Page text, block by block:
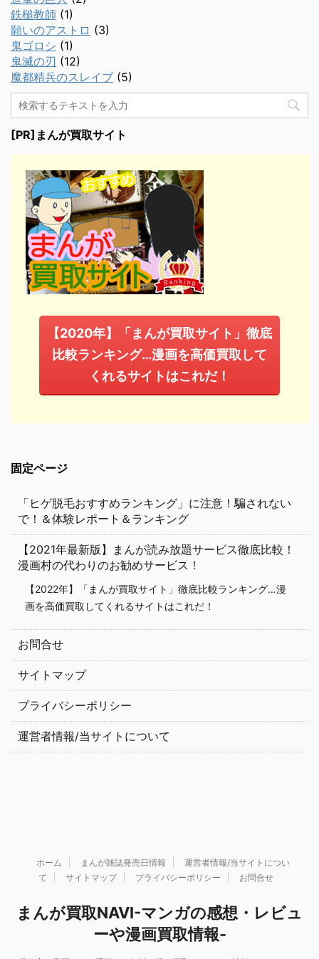
鉄槌教師 (1)
願いのアストロ (3)
鬼ゴロシ (1)
鬼滅の刃 (12)
魔都精兵のスレイブ (5)
[PR]まんが買取サイト
【2020年】「まんが買取サイト」徹底
比較ランキング…漫画を高価買取して
くれるサイトはこれだ！
固定ページ
「ヒゲ脱毛おすすめランキング」に注意！騙されない
で！＆体験レポート＆ランキング
【2021年最新版】まんが読み放題サービス徹底比較！
漫画村の代わりのお勧めサービス！
【2022年】「まんが買取サイト」徹底比較ランキング…漫
画を高価買取してくれるサイトはこれだ！
お問合せ
サイトマップ
プライバシーポリシー
運営者情報/当サイトについて
ホーム まんが雑誌発売日情報
運営者情報/当サイトについ
て
サイトマップ プライバシーポリシー お問合せ
まんが買取NAVI-マンガの感想・レビュ
ーや漫画買取情報-